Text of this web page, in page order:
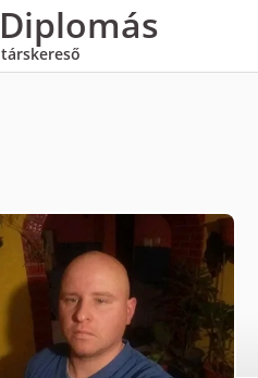
Diplomás
társkereső